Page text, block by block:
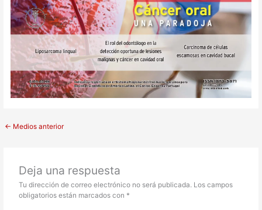
← Medios anterior
Deja una respuesta
Tu dirección de correo electrónico no será publicada. Los campos
obligatorios están marcados con *